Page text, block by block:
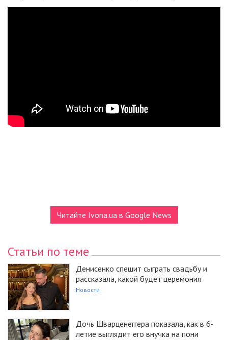
Читайте Ivona.ua в Google News
Статьи по теме
Денисенко спешит сыграть свадьбу и
рассказала, какой будет церемония
Новости
Дочь Шварценеггера показала, как в 6-
летие выглядит его внучка на пони